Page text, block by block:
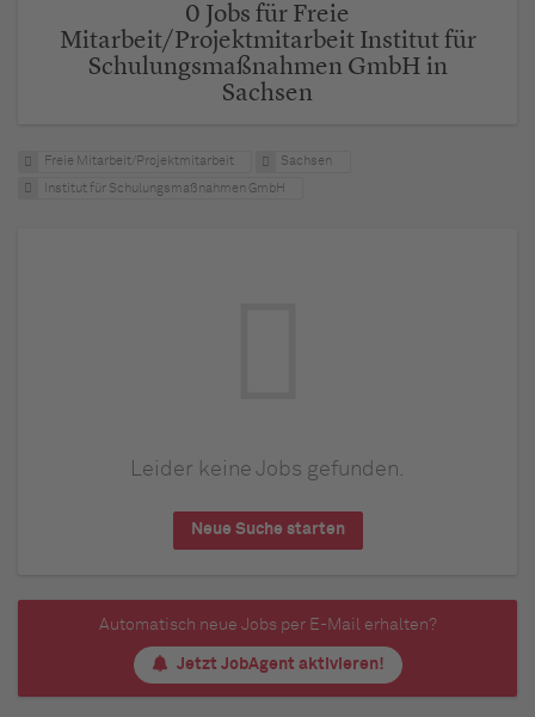
0 Jobs für Freie
Mitarbeit/Projektmitarbeit Institut für
Schulungsmaßnahmen GmbH in
Sachsen
Freie Mitarbeit/Projektmitarbeit Sachsen
Institut für Schulungsmaßnahmen GmbH
Leider keine Jobs gefunden.
Neue Suche starten
Automatisch neue Jobs per E-Mail erhalten?
Jetzt JobAgent aktivieren!